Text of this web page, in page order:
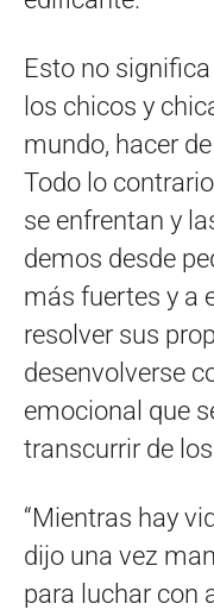
Esto no
los chicos y
mundo, hacer
Todo lo
se enfrentan y
demos desde
más fuertes y a
resolver sus
desenvolverse
emocional que
transcurrir de
“Mientras hay
dijo una vez
para luchar con